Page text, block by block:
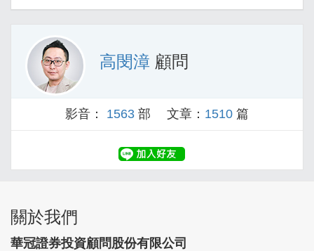
高閔漳 顧問
影音： 1563 部 文章： 1510 篇
關於我們
華冠證券投資顧問股份有限公司